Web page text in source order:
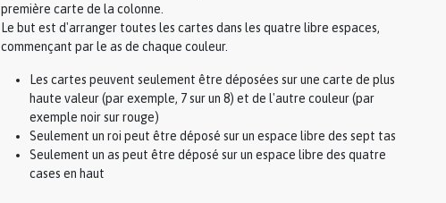
première carte de la colonne.
Le but est d'arranger toutes les cartes dans les quatre libre espaces,
commençant par le as de chaque couleur.
Les cartes peuvent seulement être déposées sur une carte de plus
haute valeur (par exemple, 7 sur un 8) et de l'autre couleur (par
exemple noir sur rouge)
Seulement un roi peut être déposé sur un espace libre des sept tas
Seulement un as peut être déposé sur un espace libre des quatre
cases en haut